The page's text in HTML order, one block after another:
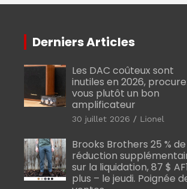
Derniers Articles
Les DAC coûteux sont
inutiles en 2026,
vous plutôt un bon
amplificateur
30 juillet 2026 Lionel
Brooks Brothers 25 % de
réduction
sur la liquidation, 87 $
plus – le jeudi. Poignée